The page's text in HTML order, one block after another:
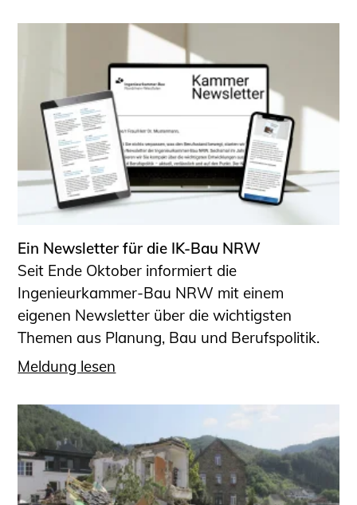
Ein Newsletter für die IK-Bau NRW
Seit Ende Oktober informiert die
Ingenieurkammer-Bau NRW mit einem
eigenen Newsletter über die wichtigsten
Themen aus Planung, Bau und Berufspolitik.
Meldung lesen